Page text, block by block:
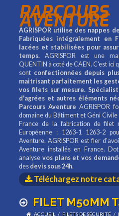
PARCOURS
AVENTURE
AGRISPOR utilise des nappes
Fabriquées intégralement en
lacées et stabilisées pour
temps. AGRISPOR est une
QUENTIN à coté de CAEN. C'est ici
sont confectionnées depuis
maitrisant parfaitement les
vos filets sur mesure.
d'agrées et autres éléments
Parcours Aventure AGRISPOR
domaine du Bâtiment et Géni
France de la fabrication de filet
Européenne : 1263-1 1263-2
Aventure. AGRISPOR est fier
Aventure installés en France.
analyse vos plans et vos
des devis sous 24h.
Téléchargez notre
FILET M50MM
ACCUEIL / FILETS DE SÉCURITÉ /